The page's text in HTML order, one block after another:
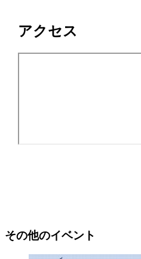
アクセス
その他のイベント